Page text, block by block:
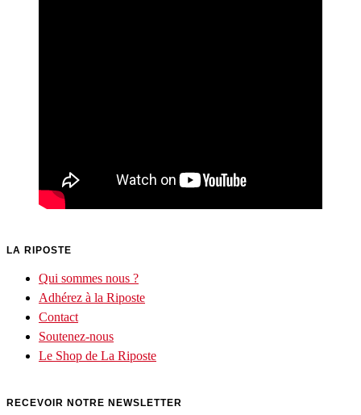
LA RIPOSTE
Qui sommes nous ?
Adhérez à la Riposte
Contact
Soutenez-nous
Le Shop de La Riposte
RECEVOIR NOTRE NEWSLETTER